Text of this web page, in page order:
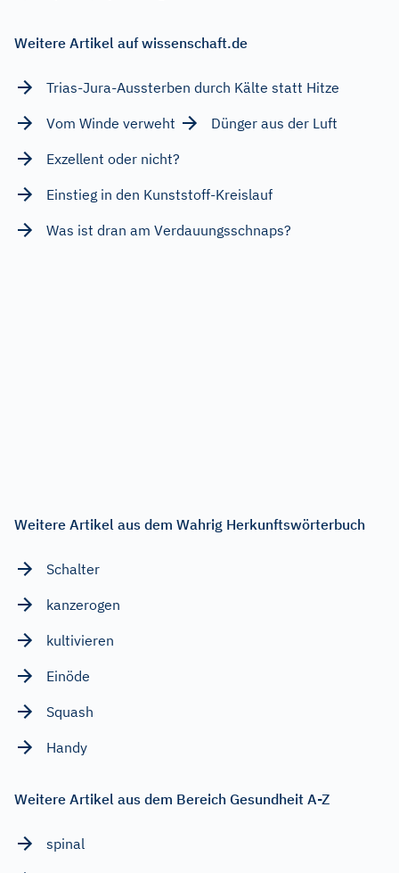
Weitere Artikel auf wissenschaft.de
Trias-Jura-Aussterben durch Kälte statt Hitze
Vom Winde verweht
Dünger aus der Luft
Exzellent oder nicht?
Einstieg in den Kunststoff-Kreislauf
Was ist dran am Verdauungsschnaps?
Weitere Artikel aus dem Wahrig Herkunftswörterbuch
Schalter
kanzerogen
kultivieren
Einöde
Squash
Handy
Weitere Artikel aus dem Bereich Gesundheit A-Z
spinal